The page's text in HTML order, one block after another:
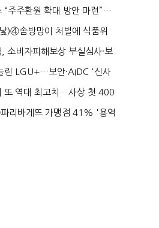
더 ...
“주주환원 확대 방안 마련”…
성명...
)④솜방망이 처벌에 식품위
반복...
소비자피해보상 부실심사·보
공시 ...
린 LGU+…보안·AIDC '신사
브'...
또 역대 최고치…사상 첫 400
'3% 성...
리바게뜨 가맹점 41% '용역